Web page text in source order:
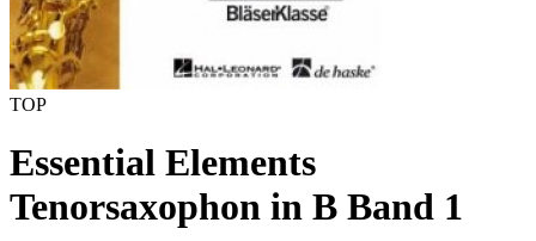
TOP
Essential Elements
Tenorsaxophon in B Band 1